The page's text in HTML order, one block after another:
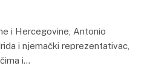
i Hercegovine, Antonio
i njemački reprezentativac,
i…